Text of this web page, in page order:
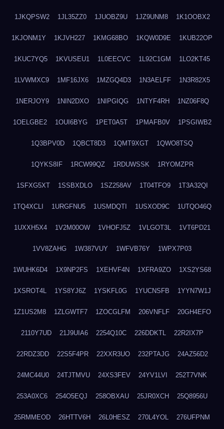
1JKQPSW2 1JL35ZZ0 1JUOBZ9U 1JZ9UNM8 1K1OOBX2
1KJONM1Y 1KJVH227 1KMG68BO 1KQW0D9E 1KUB22OP
1KUC7YQ5 1KVUSEU1 1L0EECVC 1L92C1GM 1LO2KT45
1LVWMXC9 1MF16JX6 1MZGQ4D3 1N3AELFF 1N3R82X5
1NERJOY9 1NIN2DXO 1NIPGIQG 1NTYF4RH 1NZ06F8Q
1OELGBE2 1OUI6BYG 1PET0A5T 1PMAFB0V 1PSGIWB2
1Q3BPV0D 1QBCT8D3 1QMT9XGT 1QWO8TSQ
1QYKS8IF 1RCW99QZ 1RDUWSSK 1RYOMZPR
1SFXG5XT 1SSBXDLO 1SZ258AV 1T04TFO9 1T3A32QI
1TQ4XCLI 1URGFNU5 1USMDQTI 1USXOD9C 1UTQO46Q
1UXXH5X4 1V2M00OW 1VHOFJ5Z 1VLGOT3L 1VT6PD21
1VV8ZAHG 1W387VUY 1WFVB76Y 1WPX7P03
1WUHK6D4 1X9NP2FS 1XEHVF4N 1XFRA9ZO 1XS2YS68
1XSROT4L 1YS8YJ6Z 1YSKFL0G 1YUCNSFB 1YYN7W1J
1Z1US2M8 1ZLGWTF7 1ZOCGLFM 206VNFLF 20GH4EFO
2110Y7UD 21J9UIA6 2254Q10C 226DDKTL 22R2IX7P
22RDZ3DD 22S5F4PR 22XXR3UO 232PTAJG 24AZ56D2
24MC44U0 24TJTMVU 24XS3FEV 24YV1LVI 252T7VNK
253A0XC6 254O5EQJ 258OBXAU 25JR0XCH 25Q8956U
25RMMEOD 26HTTV6H 26L0HESZ 270L4YOL 276UFPNM